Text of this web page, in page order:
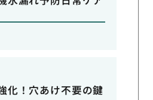
化！穴あけ不要の鍵